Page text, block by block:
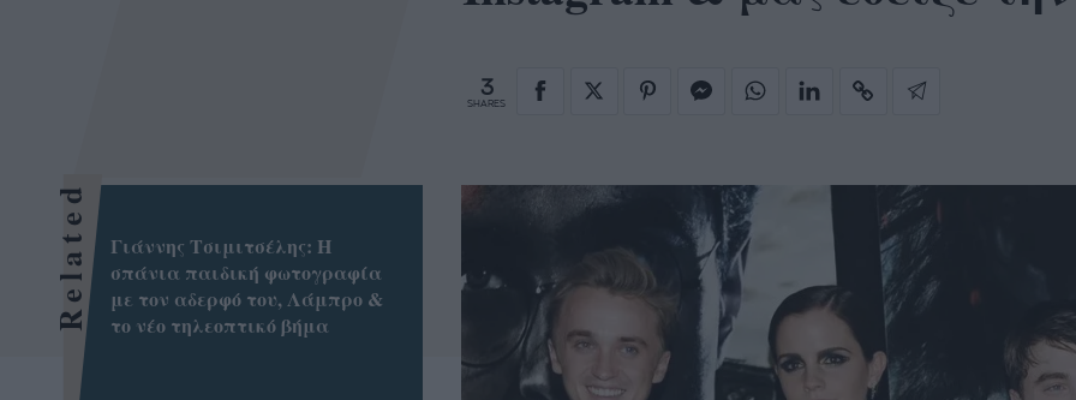
3
SHARES
Related
Γιάννης Τσιμιτσέλης: Η
σπάνια παιδική φωτογραφία
με τον αδερφό του, Λάμπρο &
το νέο τηλεοπτικό βήμα